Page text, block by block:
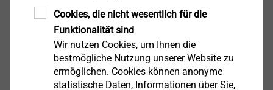
Anlage unabhängig von der Dachneigung und -
ausrichtung geplant werden und es wird dadurch eine
optimale Ausrichtung der Solarmodule ermöglicht.
Bei den ballastierten Systemen, wie sie auf
Flachdächern zum Einsatz kommen, findet keine
Cookies, die nicht wesentlich für die
Funktionalität sind
Wir nutzen Cookies, um Ihnen die
bestmögliche Nutzung unserer Website zu
ermöglichen. Cookies können anonyme
statistische Daten, Informationen über Sie,